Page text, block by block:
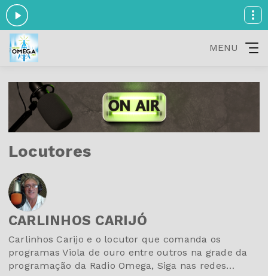
MENU
Locutores
CARLINHOS CARIJÓ
Carlinhos Carijo e o locutor que comanda os
programas Viola de ouro entre outros na grade da
programação da Radio Omega, Siga nas redes